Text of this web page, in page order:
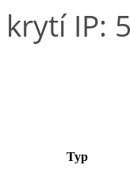
krytí IP:
Typ